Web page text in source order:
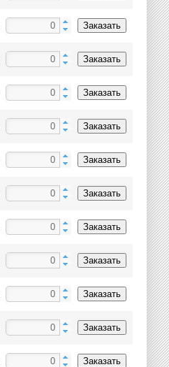
Заказать
Заказать
Заказать
Заказать
Заказать
Заказать
Заказать
Заказать
Заказать
Заказать
Заказать